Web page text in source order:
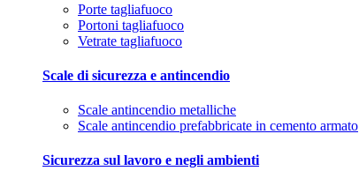
Porte tagliafuoco
Portoni tagliafuoco
Vetrate tagliafuoco
Scale di sicurezza e antincendio
Scale antincendio metalliche
Scale antincendio prefabbricate in cemento armato
Sicurezza sul lavoro e negli ambienti